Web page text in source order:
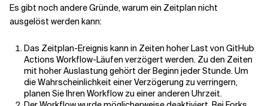
Es gibt noch andere Gründe, warum ein Zeitplan nicht
ausgelöst werden kann:
Das Zeitplan-Ereignis kann in Zeiten hoher Last von GitHub
Actions Workflow-Läufen verzögert werden. Zu den Zeiten
mit hoher Auslastung gehört der Beginn jeder Stunde. Um
die Wahrscheinlichkeit einer Verzögerung zu verringern,
planen Sie Ihren Workflow zu einer anderen Uhrzeit.